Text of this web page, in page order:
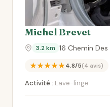
Michel Brevet
3.2 km 16 Chemin
★★★★★4.8/5(4 avis)
Activité : Lave-linge